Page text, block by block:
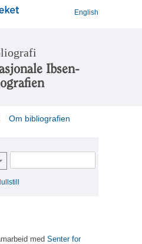
English
Ibsen-
Om bibliografien
med Senter for